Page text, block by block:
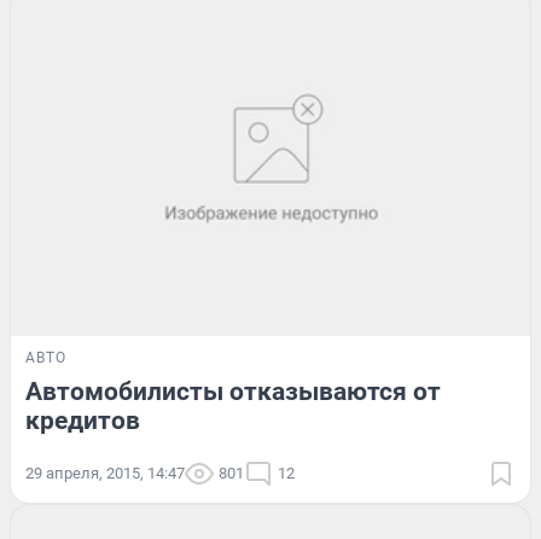
АВТО
Автомобилисты отказываются от
кредитов
29 апреля, 2015, 14:47 801 12